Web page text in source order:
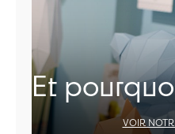
Et
VOIR